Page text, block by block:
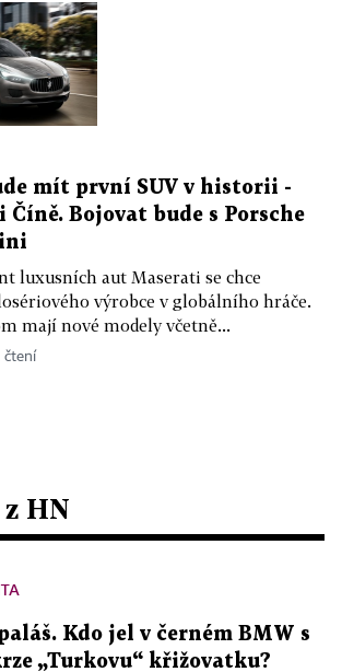
mít první SUV v historii -
Bojovat bude s Porsche
luxusních aut Maserati se chce
výrobce v globálního hráče.
mají nové modely včetně...
čtení
HN
Kdo jel v černém BMW s
„Turkovu“ křižovatku?